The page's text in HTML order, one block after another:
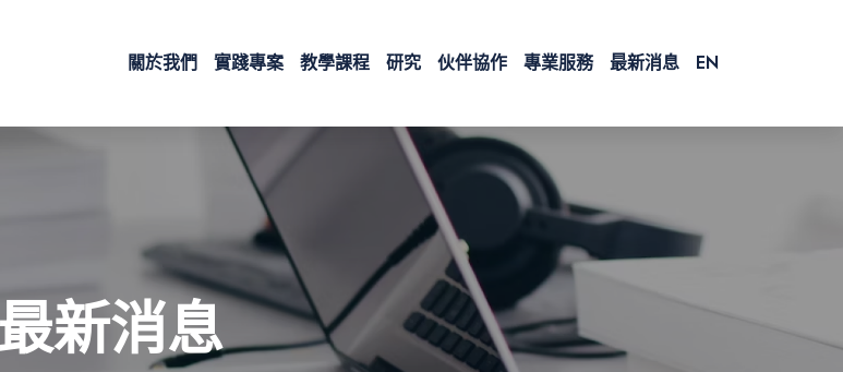
關於我們 實踐專案 教學課程 研究 伙伴協作 專業服務 最新消息 EN
最新消息